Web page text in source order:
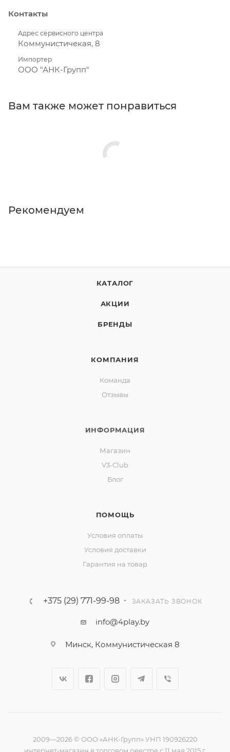
Контакты
Адрес сервисного центра
Коммунистичекая, 8
Импортер
ООО "АНК-Групп"
Вам также может понравиться
Рекомендуем
КАТАЛОГ
АКЦИИ
БРЕНДЫ
КОМПАНИЯ
Команда
Отзывы
ИНФОРМАЦИЯ
Магазин
V3-Club
Блог
ПОМОЩЬ
Условия оплаты
Условия доставки
Гарантия на товар
+375 (29) 771-99-98 ЗАКАЗАТЬ ЗВОНОК
info@4play.by
Минск, Коммунистическая 8
2009—2026 © ООО «АНК-Групп» УНП 190926220